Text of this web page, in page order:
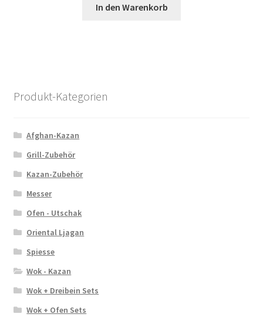
In den Warenkorb
Produkt-Kategorien
Afghan-Kazan
Grill-Zubehör
Kazan-Zubehör
Messer
Ofen - Utschak
Oriental Ljagan
Spiesse
Wok - Kazan
Wok + Dreibein Sets
Wok + Ofen Sets